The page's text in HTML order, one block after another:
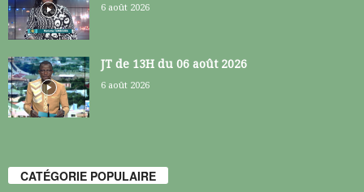
6 août 2026
JT de 13H du 06 août 2026
6 août 2026
CATÉGORIE POPULAIRE